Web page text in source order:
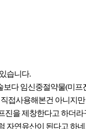
습니다.
다 임신중절약물(미프
접사용해본건 아니지만
진을 제창한다고 하더라
자연유산이 된다고 하